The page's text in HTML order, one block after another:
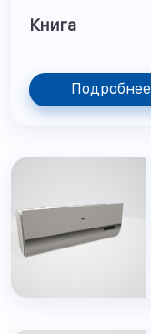
Книга
Подробнее